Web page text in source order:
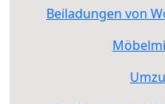
Beiladungen von